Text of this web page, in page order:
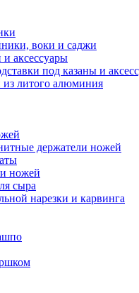
воки и саджи
аксессуары
под казаны и
из литого алюминия
держатели ножей
ножей
сыра
нарезки и карвинга